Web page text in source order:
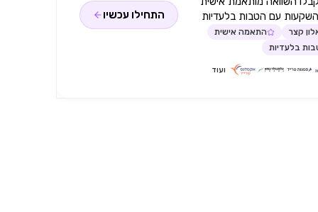
עם הטבות בלעדיות
קצר
התאמה אישית
בלעדיות
ועוד
התחילו עכשיו